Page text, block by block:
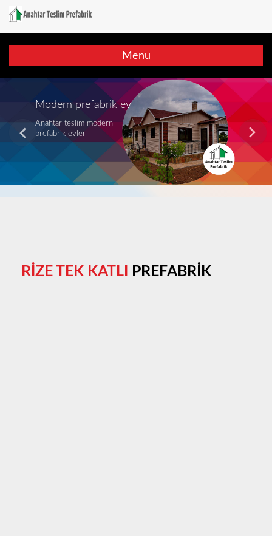
Menu
Modern prefabrik ev
Anahtar teslim modern
prefabrik evler
RİZE TEK KATLI PREFABRİK